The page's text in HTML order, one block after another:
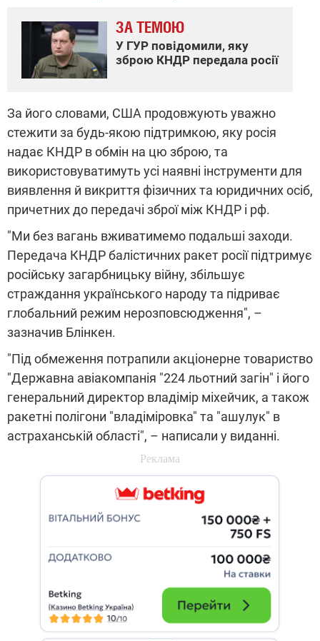
ЗА ТЕМОЮ
У ГУР повідомили, яку
зброю КНДР передала росії
За його словами, США продовжують уважно
стежити за будь-якою підтримкою, яку росія
надає КНДР в обмін на цю зброю, та
використовуватимуть усі наявні інструменти для
виявлення й викриття фізичних та юридичних осіб,
причетних до передачі зброї між КНДР і рф.
"Ми без вагань вживатимемо подальші заходи.
Передача КНДР балістичних ракет росії підтримує
російську загарбницьку війну, збільшує
страждання українського народу та підриває
глобальний режим нерозповсюдження", –
зазначив Блінкен.
"Під обмеження потрапили акціонерне товариство
"Державна авіакомпанія "224 льотний загін" і його
генеральний директор владімір міхейчик, а також
ракетні полігони "владіміровка" та "ашулук" в
астраханській області", – написали у виданні.